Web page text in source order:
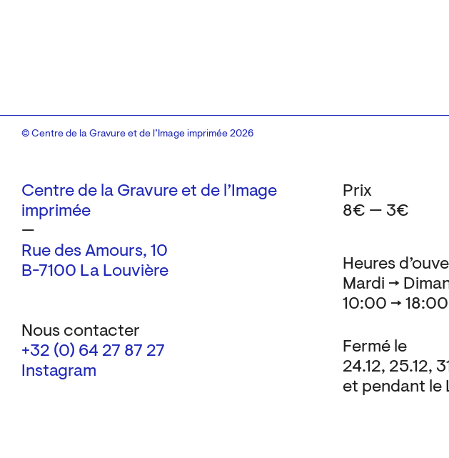
Centre de la Gravure et de l’Image
imprimée
—
Rue des Amours, 10
B-7100 La Louvière
Nous contacter
+32 (0) 64 27 87 27
Instagram
Heures
Mardi →
10:00 → 18:00
Fermé le
24.12, 25.12,
et pendant le
Prix
8€ — 3€
© Centre de la Gravure et de l’Image imprimée 2026